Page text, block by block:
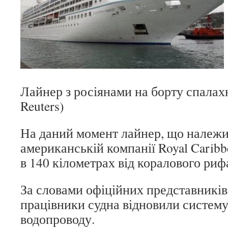
Лайнер з росіянами на борту
Reuters)
На даний момент лайнер, що
американській компанії Royal
в 140 кілометрах від коралового
За словами офіційних представників
працівники судна відновили
водопроводу.